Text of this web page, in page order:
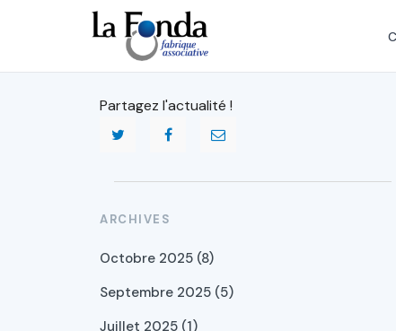
principal
Partagez l'actualité !
ARCHIVES
Octobre 2025 (8)
Septembre 2025 (5)
Juillet 2025 (1)